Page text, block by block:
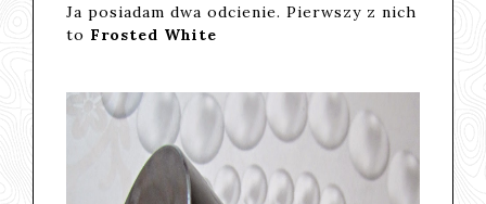
Ja posiadam dwa odcienie. Pierwszy z nich
to Frosted White